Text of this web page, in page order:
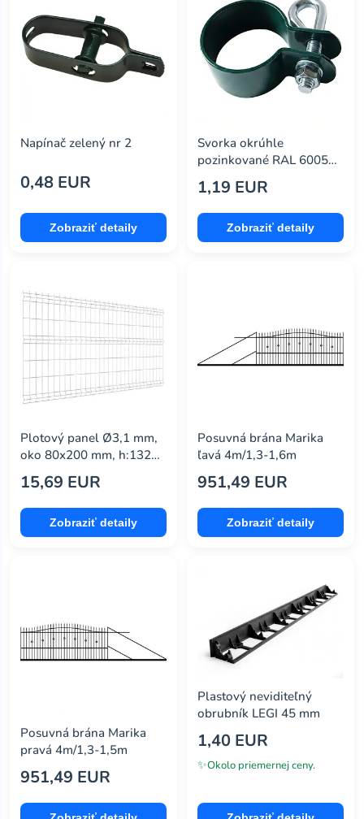
Napínač zelený nr 2
0,48 EUR
Zobraziť detaily
Svorka okrúhle
pozinkované RAL 6005
konečný 42 mm
1,19 EUR
Zobraziť detaily
Plotový panel Ø3,1 mm,
oko 80x200 mm, h:1320
š:2500 mm, pozink.
15,69 EUR
Zobraziť detaily
Posuvná brána Marika
ľavá 4m/1,3-1,6m
951,49 EUR
Zobraziť detaily
Posuvná brána Marika
pravá 4m/1,3-1,5m
951,49 EUR
Plastový neviditeľný
obrubník LEGI 45 mm
1,40 EUR
✨Okolo priemernej ceny.